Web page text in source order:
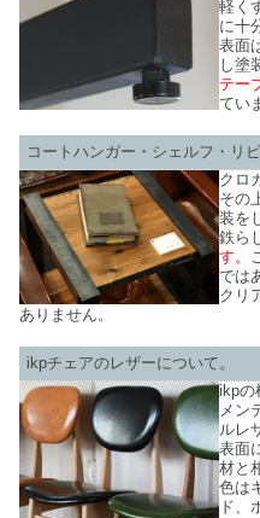
軽く
に十
表面
し塗
テー
てい
コートハンガー・シェルフ・リ
クロ
その
装を
鉄ら
す。
では
クリ
ありません。
ikpチェアのレザーについて。
ikpの
メン
ルレ
表面
材と
色は
ド、